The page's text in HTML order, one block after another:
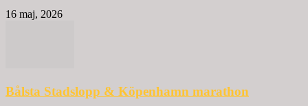
16 maj, 2026
Bålsta Stadslopp & Köpenhamn marathon